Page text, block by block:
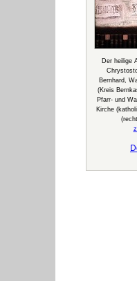
Der heilige
Bernhard,
(Kreis
Pfarr- und
Kirche